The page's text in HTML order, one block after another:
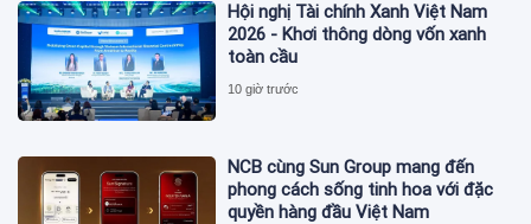
Hội nghị Tài chính Xanh Việt Nam
2026 - Khơi thông dòng vốn xanh
toàn cầu
10 giờ trước
NCB cùng Sun Group mang đến
phong cách sống tinh hoa với đặc
quyền hàng đầu Việt Nam